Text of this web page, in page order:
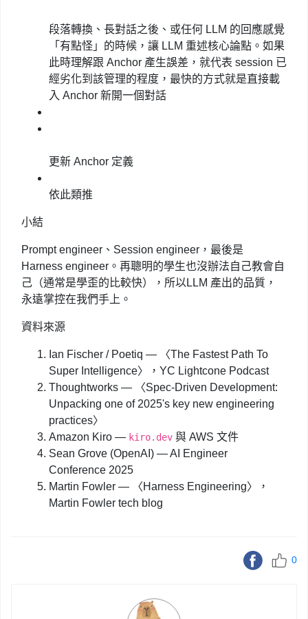
段落轉換、長對話之後、或任何 LLM 的回應感覺
「有點怪」的時候，讓 LLM 重述核心論點。如果
此時理解跟 Anchor 產生誤差，就代表 session 已
經劣化到該管理的程度，最快的方式就是直接載
入 Anchor 新開一個對話
更新 Anchor 定義
依此類推
小結
Prompt engineer、Session engineer，最後是
Harness engineer。再聰明的學生也沒辦法自己教會自
己（通常是學歪的比較快），所以LLM 產出的品質，
永遠掌控在我們手上。
資料來源
Ian Fischer / Poetiq —
〈The Fastest Path To
Super Intelligence〉
，YC Lightcone Podcast
Thoughtworks —
〈Spec-Driven Development:
Unpacking one of 2025's key new engineering
practices〉
Amazon Kiro — kiro.dev 與 AWS 文件
Sean Grove (OpenAI) — AI Engineer
Conference 2025
Martin Fowler — 〈Harness Engineering〉
，
Martin Fowler tech blog
0